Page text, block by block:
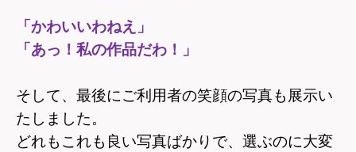
「かわいいわねえ」
「あっ！私の作品だわ！」
そして、最後にご利用者の笑顔の写真も展示い
たしました。
どれもこれも良い写真ばかりで、選ぶのに大変